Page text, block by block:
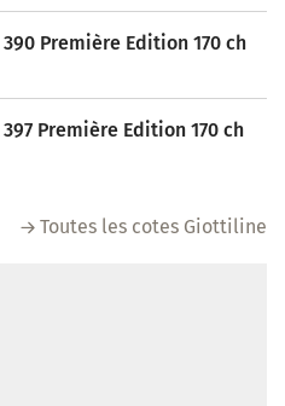
Première Edition 170 ch
Première Edition 170 ch
Toutes les cotes Giottiline